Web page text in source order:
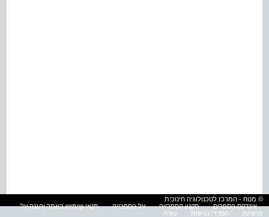
© מטח - המרכז לטכנולוגיה חינוכית
אינדקס הספרים
תקנון הספרייה על הספרייה
תנאי שימוש באתר והגנה על
פרטיות
הסדרי נגישות עזרה